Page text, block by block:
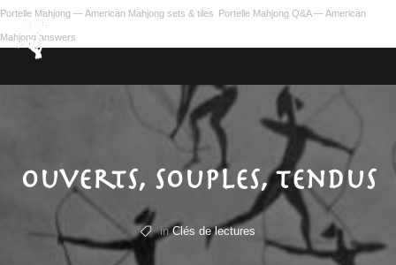
Portelle Mahjong — American Mahjong sets & tiles Portelle Mahjong Q&A — American
Mahjong answers
Ouverts, souples, tendus
in Clés de lectures